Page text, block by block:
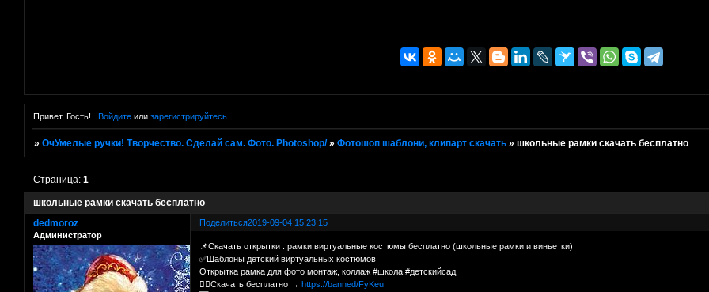
Привет, Гость! Войдитеили зарегистрируйтесь.
»ОчУмелые ручки! Творчество. Сделай сам. Фото. Photoshop/ »Фотошоп шаблони, клипарт скачать »школьные рамки скачать бесплатно
школьные рамки скачать бесплатно
Страница:1
Поделиться2019-09-04 15:23:15
dedmoroz
Администратор
📌Скачать открытки . рамки виртуальные костюмы бесплатно (школьные рамки и виньетки)
✅Шаблоны детский виртуальных костюмов
Открытка рамка для фото монтаж, коллаж #школа #детскийсад
👉🏻Скачать бесплатно →https://banned/FyKeu